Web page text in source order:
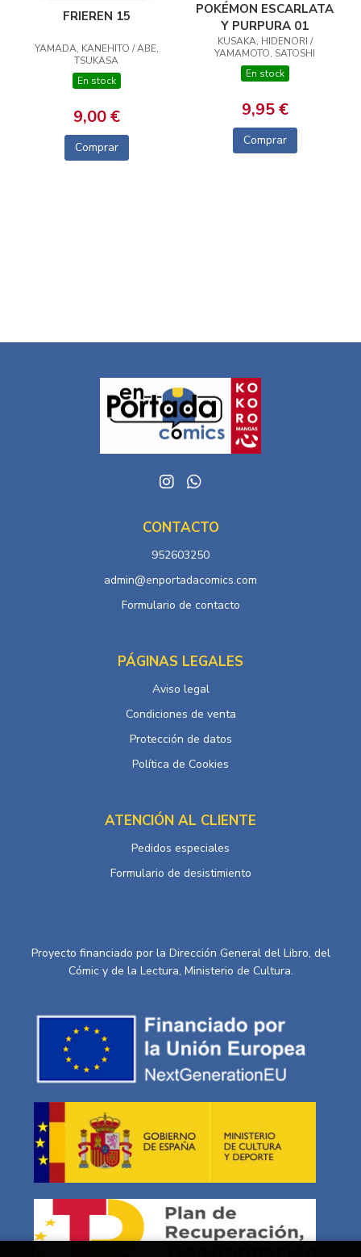
FRIEREN 15
YAMADA, KANEHITO / ABE,
TSUKASA
En stock
9,00 €
Comprar
POKÉMON ESCARLATA
Y PURPURA 01
KUSAKA, HIDENORI /
YAMAMOTO, SATOSHI
En stock
9,95 €
Comprar
CONTACTO
952603250
admin@enportadacomics.com
Formulario de contacto
PÁGINAS LEGALES
Aviso legal
Condiciones de venta
Protección de datos
Política de Cookies
ATENCIÓN AL CLIENTE
Pedidos especiales
Formulario de desistimiento
Proyecto financiado por la Dirección General del Libro, del
Cómic y de la Lectura, Ministerio de Cultura.